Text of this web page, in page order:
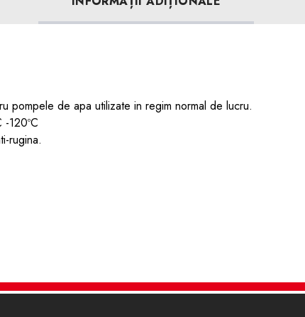
pompele de apa utilizate in regim normal de lucru.
120ºC
rugina.